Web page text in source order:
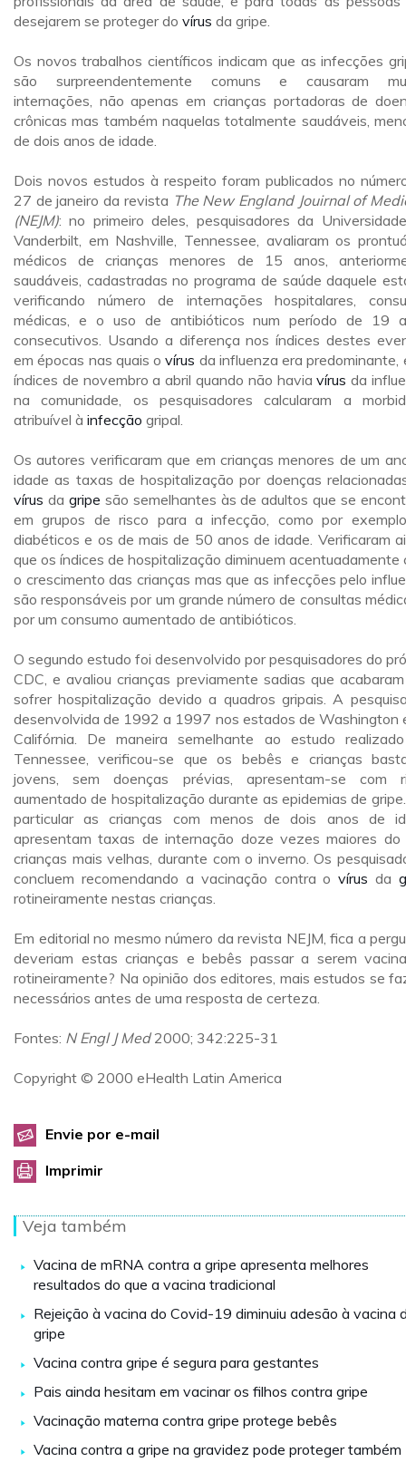
desejarem se proteger do vírus da gripe.
Os novos trabalhos científicos indicam que as infecções
são surpreendentemente comuns e causaram
internações, não apenas em crianças portadoras de
crônicas mas também naquelas totalmente saudáveis,
de dois anos de idade.
Dois novos estudos à respeito foram publicados no
27 de janeiro da revista The New England Jouirnal of
(NEJM): no primeiro deles, pesquisadores da
Vanderbilt, em Nashville, Tennessee, avaliaram os
médicos de crianças menores de 15 anos,
saudáveis, cadastradas no programa de saúde daquele
verificando número de internações hospitalares,
médicas, e o uso de antibióticos num período de 19
consecutivos. Usando a diferença nos índices destes
em épocas nas quais ovírus da influenza era predominante,
índices de novembro a abril quando não haviavírus da
na comunidade, os pesquisadores calcularam a
atribuível à infecção gripal.
Os autores verificaram que em crianças menores de um
idade as taxas de hospitalização por doenças
vírus da gripe são semelhantes às de adultos que se
em grupos de risco para a infecção, como por
diabéticos e os de mais de 50 anos de idade. Verificaram
que os índices de hospitalização diminuem acentuadamente
o crescimento das crianças mas que as infecções pelo
são responsáveis por um grande número de consultas
por um consumo aumentado de antibióticos.
O segundo estudo foi desenvolvido por pesquisadores do
CDC, e avaliou crianças previamente sadias que
sofrer hospitalização devido a quadros gripais. A
desenvolvida de 1992 a 1997 nos estados de Washington
Califórnia. De maneira semelhante ao estudo
Tennessee, verificou-se que os bebês e crianças
jovens, sem doenças prévias, apresentam-se com
aumentado de hospitalização durante as epidemias de
particular as crianças com menos de dois anos de
apresentam taxas de internação doze vezes maiores do
crianças mais velhas, durante com o inverno. Os
concluem recomendando a vacinação contra ovírus da
rotineiramente nestas crianças.
Em editorial no mesmo número da revista NEJM, fica a
deveriam estas crianças e bebês passar a serem
rotineiramente? Na opinião dos editores, mais estudos se
necessários antes de uma resposta de certeza.
Fontes: N Engl J Med2000; 342:225-31
Copyright © 2000 eHealth Latin America
Envie por e-mail
Imprimir
Veja também
Vacina de mRNA contra a gripe apresenta melhores
resultados do que a vacina tradicional
Rejeição à vacina do Covid-19 diminuiu adesão à vacina
gripe
Vacina contra gripe é segura para gestantes
Pais ainda hesitam em vacinar os filhos contra gripe
Vacinação materna contra gripe protege bebês
Vacina contra a gripe na gravidez pode proteger também